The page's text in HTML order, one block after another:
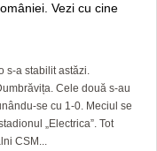
Vezi cu cine
s-a stabilit astăzi.
Cele două s-au
se cu 1-0. Meciul se
„Electrica”. Tot
CSM...